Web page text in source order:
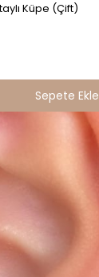
Küpe (Çift)
Sepete Ekle